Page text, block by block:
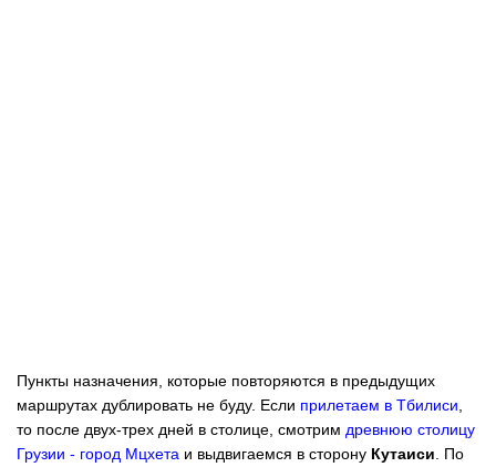
Пункты назначения, которые повторяются в предыдущих
маршрутах дублировать не буду. Если прилетаем в Тбилиси
то после двух-трех дней в столице, смотрим древнюю столицу
Грузии - город Мцхета и выдвигаемся в сторону Кутаиси . По